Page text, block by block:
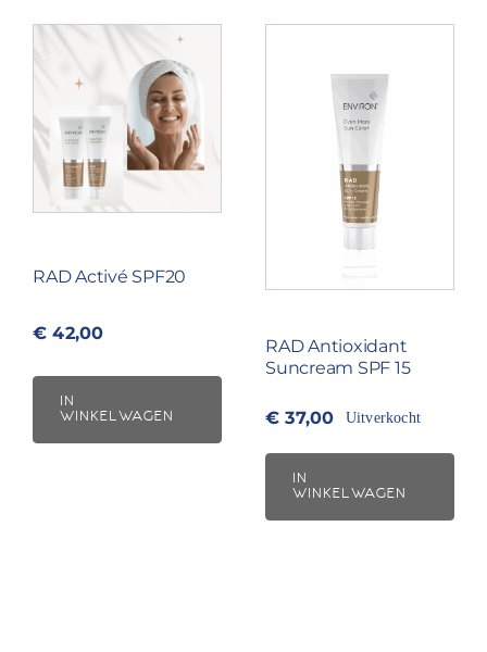
RAD Activé SPF20
€ 42,00
IN
WINKELWAGEN
RAD Antioxidant
Suncream SPF 15
€ 37,00 Uitverkocht
IN
WINKELWAGEN